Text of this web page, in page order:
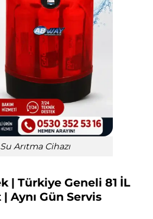
Arıtma Cihazı
| Türkiye Geneli 81 İL
Aynı Gün Servis